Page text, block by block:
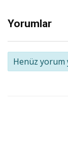
Yorumlar
Henüz yorum